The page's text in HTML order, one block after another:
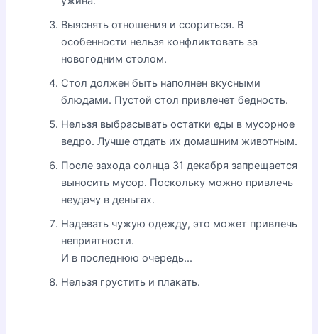
Выяснять отношения и ссориться. В
особенности нельзя конфликтовать за
новогодним столом.
Стол должен быть наполнен вкусными
блюдами. Пустой стол привлечет бедность.
Нельзя выбрасывать остатки еды в мусорное
ведро. Лучше отдать их домашним животным.
После захода солнца 31 декабря запрещается
выносить мусор. Поскольку можно привлечь
неудачу в деньгах.
Надевать чужую одежду, это может привлечь
неприятности.
И в последнюю очередь...
Нельзя грустить и плакать.